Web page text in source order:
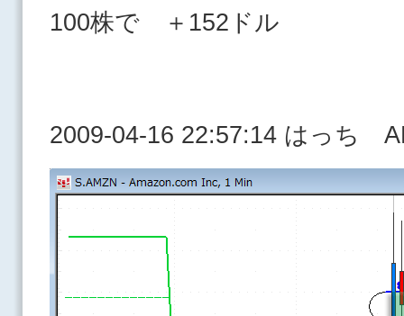
100株で ＋152ドル
2009-04-16 22:57:14 はっち